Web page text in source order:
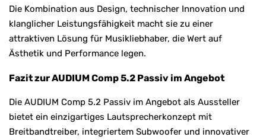
Die Kombination aus Design, technischer Innovation und
klanglicher Leistungsfähigkeit macht sie zu einer
attraktiven Lösung für Musikliebhaber, die Wert auf
Ästhetik und Performance legen.
Fazit zur AUDIUM Comp 5.2 Passiv im Angebot
Die AUDIUM Comp 5.2 Passiv im Angebot als Aussteller
bietet ein einzigartiges Lautsprecherkonzept mit
Breitbandtreiber, integriertem Subwoofer und innovativer